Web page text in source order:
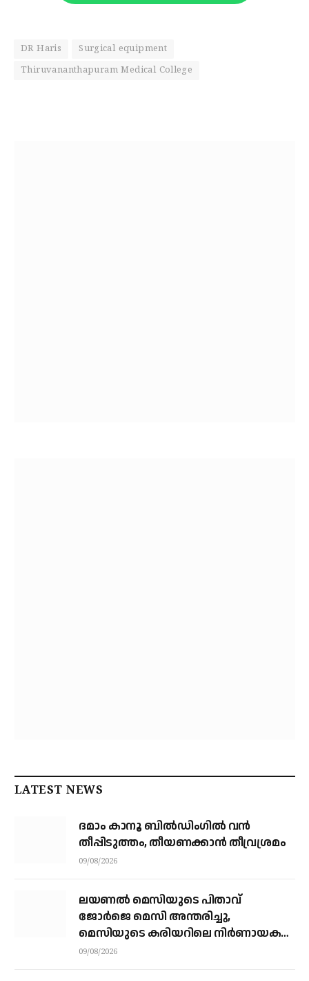
DR Haris
Surgical equipment
Thiruvananthapuram Medical College
LATEST NEWS
ദമാം കാനൂ ബിൽഡിംഗിൽ വൻ
തീപ്പിടുത്തം, തീയണക്കാൻ തീവ്രശ്രമം
09/08/2026
ലയണൽ മെസിയുടെ പിതാവ്
ജോർജെ മെസി അന്തരിച്ചു, ​
മെസിയുടെ കരിയറിലെ നിർണായക
ശക്തി
09/08/2026